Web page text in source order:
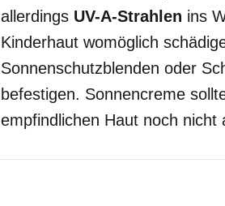
allerdings UV-A-Strahlen ins
Kinderhaut womöglich
Sonnenschutzblenden oder
befestigen. Sonnencreme
empfindlichen Haut noch nicht